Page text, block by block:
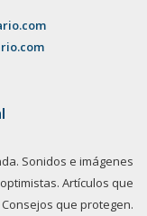
Sonidos e imágenes
Artículos que
que protegen.